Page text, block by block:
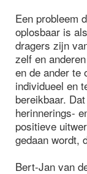
Een probleem
oplosbaar is
dragers zijn
zelf en
en de ander te
individueel en
bereikbaar.
herinnerings-
positieve
gedaan wordt,
Bert-Jan van